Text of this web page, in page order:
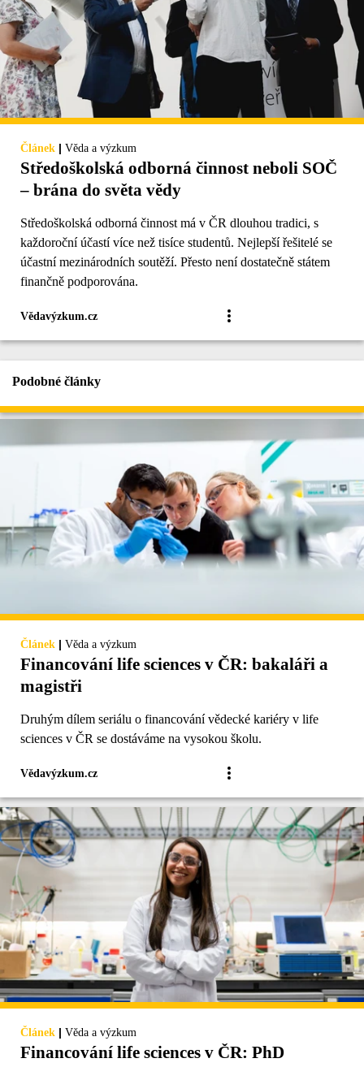
Článek | Věda a výzkum
Středoškolská odborná činnost neboli SOČ
– brána do světa vědy
Středoškolská odborná činnost má v ČR dlouhou tradici, s
každoroční účastí více než tisíce studentů. Nejlepší řešitelé se
účastní mezinárodních soutěží. Přesto není dostatečně státem
finančně podporována.
Vědavýzkum.cz
Podobné články
Článek | Věda a výzkum
Financování life sciences v ČR: bakaláři a
magistři
Druhým dílem seriálu o financování vědecké kariéry v life
sciences v ČR se dostáváme na vysokou školu.
Vědavýzkum.cz
Článek | Věda a výzkum
Financování life sciences v ČR: PhD